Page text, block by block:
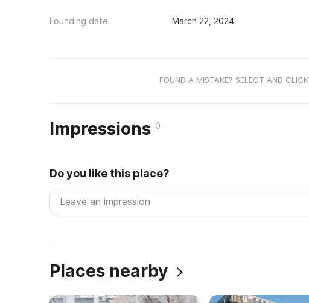
Founding date March 22, 2024
FOUND A MISTAKE? SELECT AND CLICK
Impressions 0
Do you like this place?
Places nearby